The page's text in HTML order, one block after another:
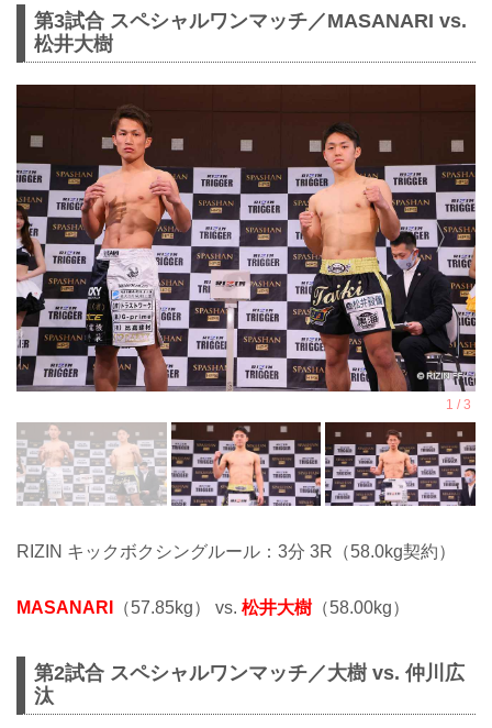
第3試合 スペシャルワンマッチ／MASANARI vs.
松井大樹
RIZIN キックボクシングルール：3分 3R（58.0kg契約）
MASANARI （57.85kg） vs. 松井大樹 （58.00kg）
第2試合 スペシャルワンマッチ／大樹 vs. 仲川広
汰